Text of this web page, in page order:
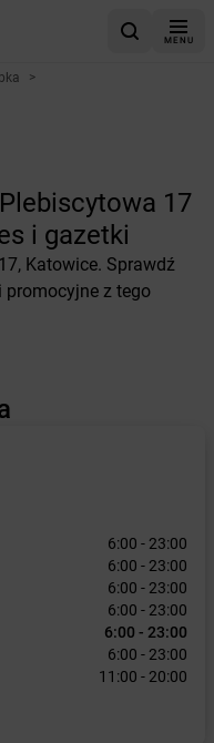
MENU
>
17
i gazetki
Katowice. Sprawdź
z tego
6:00 - 23:00
6:00 - 23:00
6:00 - 23:00
6:00 - 23:00
6:00 - 23:00
6:00 - 23:00
11:00 - 20:00